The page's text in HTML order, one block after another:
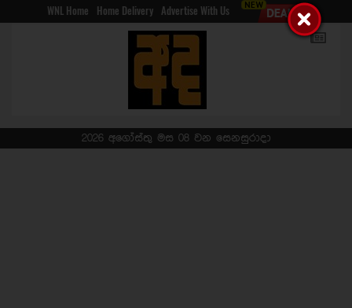
WNL Home Home Delivery Advertise With Us
2026 අගෝස්තු මස 08 වන සෙනසුරාදා